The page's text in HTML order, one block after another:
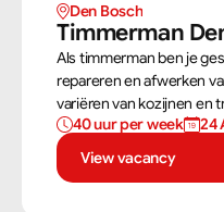
Den Bosch
Timmerman
Als timmerman ben je
repareren en afwerken
variëren van kozijnen en
dakconstructies en
bouwtekeningen zorg jij
stevig als netjes is
40 uur per week
24
View vacancy